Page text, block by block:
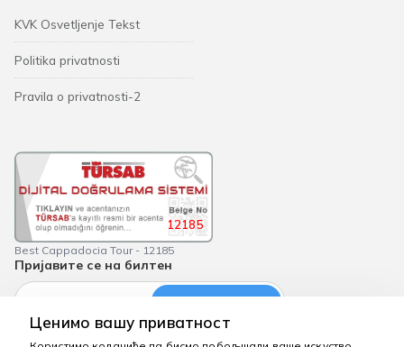
KVK Osvetljenje Tekst
Politika privatnosti
Pravila o privatnosti-2
12185
Best Cappadocia Tour - 12185
Пријавите се на билтен
претплатити се
Ценимо вашу приватност